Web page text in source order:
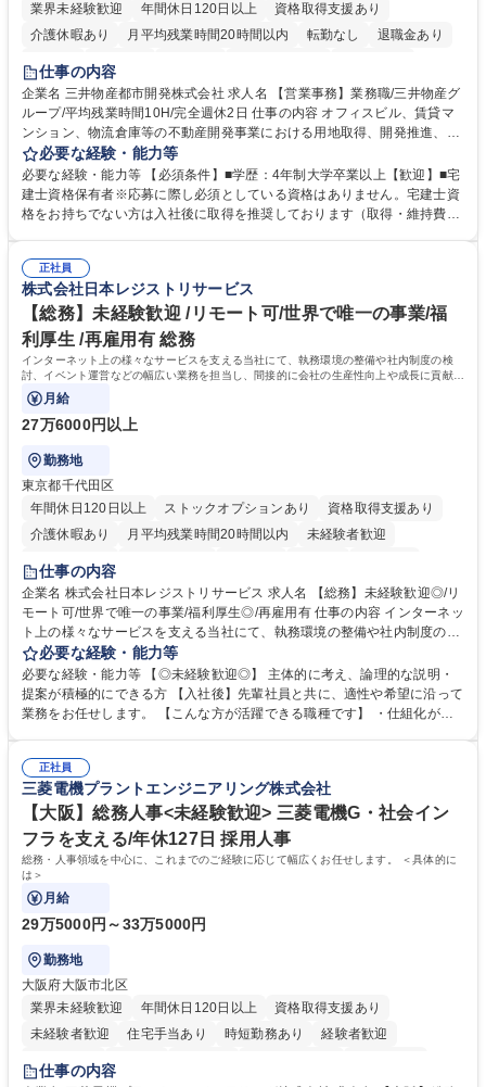
業界未経験歓迎
年間休日120日以上
資格取得支援あり
介護休暇あり
月平均残業時間20時間以内 転勤なし
退職金あり
在宅OK
賞与あり
駅近5分以内
土日祝休み 寮・社宅あり
仕事の内容
企業名 三井物産都市開発株式会社 求人名 【営業事務】業務職/三井物産グ
ループ/平均残業時間10H/完全週休2日 仕事の内容 オフィスビル、賃貸マ
ンション、物流倉庫等の不動産開発事業における用地取得、開発推進、賃
貸運営、売却、仲介・活用提案等を行う営業部門において事務業務を担当
いただきます。 【詳細】・契約書管理、契約書製本、捺印対応、ファイリ
ング、登記簿取得、調書取得・支払業務（各種費用支払、支払管理、請
求・支払データ登録、取引先マスター申請対応）・予算作成及び予実管
の他に担当頂く業務が発生する場合があります。 募集職種 【営業事務】
業務職/三井物産グループ/平均残業時間10H/完全週休2日
必要な経験・能力等
必要な経験・能力等 【必須条件】■学歴：4年制大学卒業以上【歓迎】■宅
建士資格保有者※応募に際し必須としている資格はありません。宅建士資
格をお持ちでない方は入社後に取得を推奨しております（取得・維持費用
ション力がある方。 ・チャレンジを厭わず、粘り強く業務に取り組める
方。多様な関係者と謙虚に信頼関係を構築でき、期限を意識したスケジュ
ール管理が出来る方。※将来的に他部署（営業部門、コーポレート部門）
へのジョブローテーションの可能性があります。 学歴・資格 学歴：大学
院 大学 語学力： 資格：宅地建物取引士
正社員
株式会社日本レジストリサービス
【総務】未経験歓迎 /リモート可/世界で唯一の事業/福
利厚生 /再雇用有 総務
インターネット上の様々なサービスを支える当社にて、執務環境の整備や社内制度の検
討、イベント運営などの幅広い業務を担当し、間接的に会社の生産性向上や成長に貢献し
ている部署です。
月給
27万6000円以上
勤務地
東京都千代田区
年間休日120日以上
ストックオプションあり
資格取得支援あり
介護休暇あり
月平均残業時間20時間以内
未経験者歓迎
住宅手当あり
完全週休2日制
交通費支給 駅近5分以内 土日祝休み 服装自由
仕事の内容
企業名 株式会社日本レジストリサービス 求人名 【総務】未経験歓迎◎/リ
モート可/世界で唯一の事業/福利厚生◎/再雇用有 仕事の内容 インターネッ
ト上の様々なサービスを支える当社にて、執務環境の整備や社内制度の検
討、イベント運営などの幅広い業務を担当し、間接的に会社の生産性向上
や成長に貢献している部署です。 会社の全メンバーが安心して長く成果を
発揮できる環境を整えるために、毎日のメンテナンスや維持管理に加え、
新たな施策検討を積極的に行っていただき、会社全体を巻き込み課題解決
幅広い業務の体得が可能で、多様なキャリアパスを描くことも可能です。
募集職種 【総務】未経験歓迎◎/リモート可/世界で唯一の事業/福利厚生◎/
再雇用有
必要な経験・能力等
必要な経験・能力等 【◎未経験歓迎◎】 主体的に考え、論理的な説明・
提案が積極的にできる方 【入社後】先輩社員と共に、適性や希望に沿って
業務をお任せします。 【こんな方が活躍できる職種です】 ・仕組化が好
対処できる・新しいことに興味関心がある 【魅力】■自己啓発支援：資格
取得や通信教育など費用の80%（年間25万円まで）を補助 ■住宅手当：家
賃の50%（月額7万円まで）を補助 学歴・資格 学歴：大学院 大学 語学
力： 資格：
正社員
三菱電機プラントエンジニアリング株式会社
【大阪】総務人事<未経験歓迎> 三菱電機G・社会イン
フラを支える/年休127日 採用人事
総務・人事領域を中心に、これまでのご経験に応じて幅広くお任せします。 ＜具体的に
は＞
月給
29万5000円～33万5000円
勤務地
大阪府大阪市北区
業界未経験歓迎
年間休日120日以上
資格取得支援あり
未経験者歓迎
住宅手当あり 時短勤務あり
経験者歓迎
退職金あり
仕事の内容